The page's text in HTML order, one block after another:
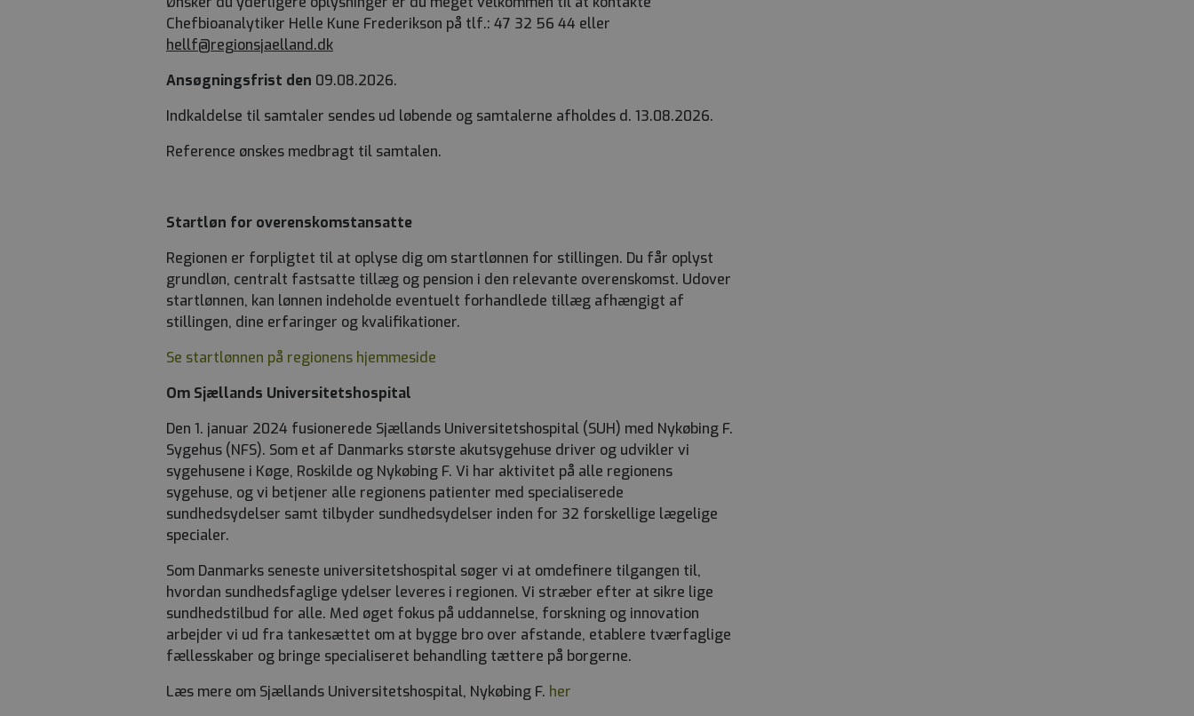
Chefbioanalytiker Helle Kune Frederikson på tlf.: 47 32 56 44 eller
hellf@regionsjaelland.dk
Ansøgningsfrist den 09.08.2026.
Indkaldelse til samtaler sendes ud løbende og samtalerne afholdes d. 13.08.2026.
Reference ønskes medbragt til samtalen.
Startløn for overenskomstansatte
Regionen er forpligtet til at oplyse dig om startlønnen for stillingen. Du får oplyst
grundløn, centralt fastsatte tillæg og pension i den relevante overenskomst. Udover
startlønnen, kan lønnen indeholde eventuelt forhandlede tillæg afhængigt af
stillingen, dine erfaringer og kvalifikationer.
Se startlønnen på regionens hjemmeside
Om Sjællands Universitetshospital
Den 1. januar 2024 fusionerede Sjællands Universitetshospital (SUH) med Nykøbing F.
Sygehus (NFS). Som et af Danmarks største akutsygehuse driver og udvikler vi
sygehusene i Køge, Roskilde og Nykøbing F. Vi har aktivitet på alle regionens
sygehuse, og vi betjener alle regionens patienter med specialiserede
sundhedsydelser samt tilbyder sundhedsydelser inden for 32 forskellige lægelige
specialer.
Som Danmarks seneste universitetshospital søger vi at omdefinere tilgangen til,
hvordan sundhedsfaglige ydelser leveres i regionen. Vi stræber efter at sikre lige
sundhedstilbud for alle. Med øget fokus på uddannelse, forskning og innovation
arbejder vi ud fra tankesættet om at bygge bro over afstande, etablere tværfaglige
fællesskaber og bringe specialiseret behandling tættere på borgerne.
Læs mere om Sjællands Universitetshospital, Nykøbing F. her